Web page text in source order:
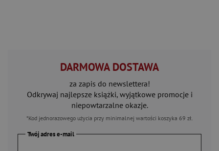
DARMOWA DOSTAWA
za zapis do newslettera!
Odkrywaj najlepsze książki, wyjątkowe promocje i
niepowtarzalne okazje.
*Kod jednorazowego użycia przy minimalnej wartości koszyka 69 zł.
Twój adres e-mail